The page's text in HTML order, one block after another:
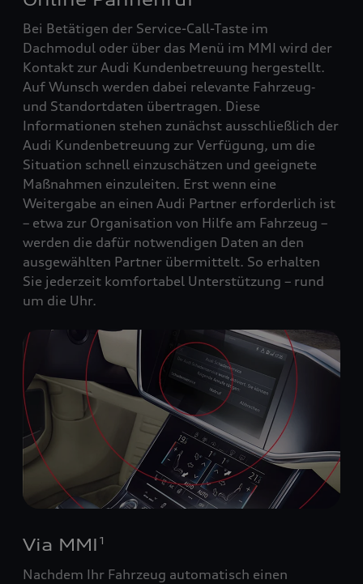
Bei Betätigen der Service-Call-Taste im
Dachmodul oder über das Menü im MMI wird der
Kontakt zur Audi Kundenbetreuung hergestellt.
Auf Wunsch werden dabei relevante Fahrzeug‑
und Standortdaten übertragen. Diese
Informationen stehen zunächst ausschließlich der
Audi Kundenbetreuung zur Verfügung, um die
Situation schnell einzuschätzen und geeignete
Maßnahmen einzuleiten. Erst wenn eine
Weitergabe an einen Audi Partner erforderlich ist
– etwa zur Organisation von Hilfe am Fahrzeug –
werden die dafür notwendigen Daten an den
ausgewählten Partner übermittelt. So erhalten
Sie jederzeit komfortabel Unterstützung – rund
um die Uhr.
Via MMI 1
Nachdem Ihr Fahrzeug automatisch einen